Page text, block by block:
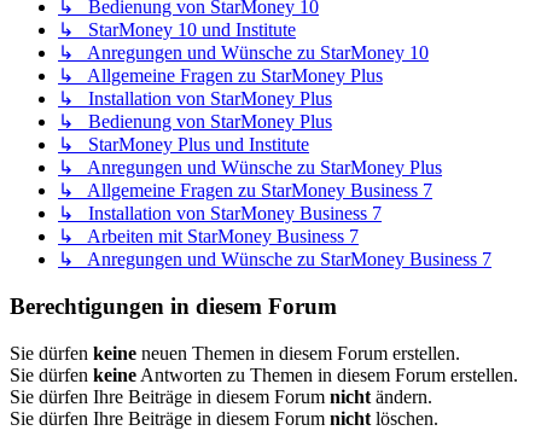
↳ Bedienung von StarMoney 10
↳ StarMoney 10 und Institute
↳ Anregungen und Wünsche zu StarMoney 10
↳ Allgemeine Fragen zu StarMoney Plus
↳ Installation von StarMoney Plus
↳ Bedienung von StarMoney Plus
↳ StarMoney Plus und Institute
↳ Anregungen und Wünsche zu StarMoney Plus
↳ Allgemeine Fragen zu StarMoney Business 7
↳ Installation von StarMoney Business 7
↳ Arbeiten mit StarMoney Business 7
↳ Anregungen und Wünsche zu StarMoney Business 7
Berechtigungen in diesem Forum
Sie dürfen keine neuen Themen in diesem Forum erstellen.
Sie dürfen keine Antworten zu Themen in diesem Forum erstellen.
Sie dürfen Ihre Beiträge in diesem Forum nicht ändern.
Sie dürfen Ihre Beiträge in diesem Forum nicht löschen.